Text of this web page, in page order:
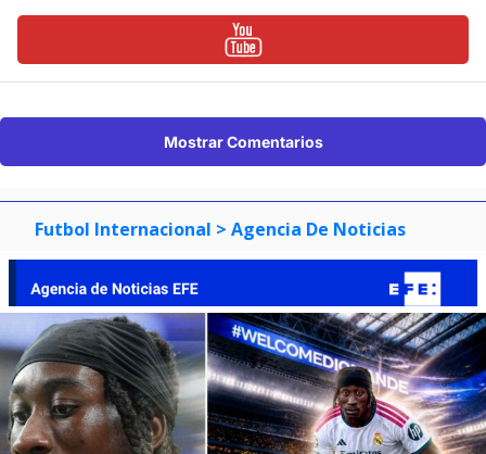
Mostrar Comentarios
Futbol Internacional > Agencia De Noticias